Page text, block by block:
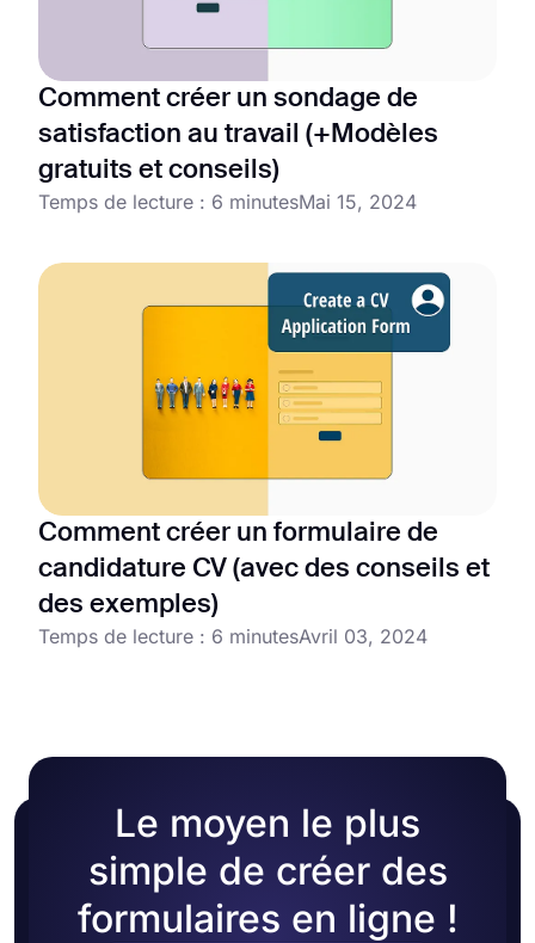
Comment créer un sondage de
satisfaction au travail (+Modèles
gratuits et conseils)
Temps de lecture : 6 minutesMai 15, 2024
Comment créer un formulaire de
candidature CV (avec des conseils et
des exemples)
Temps de lecture : 6 minutesAvril 03, 2024
Le moyen le plus
simple de créer des
formulaires en ligne !